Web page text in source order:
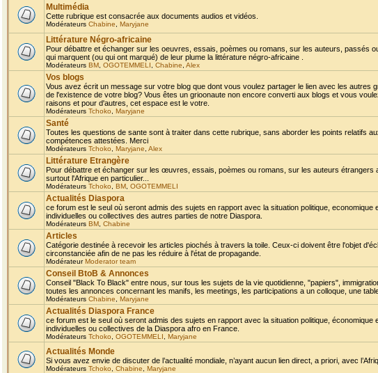
Multimédia
Cette rubrique est consacrée aux documents audios et vidéos.
Modérateurs Chabine Maryjane
Littérature Négro-africaine
Pour débattre et échanger sur les oeuvres, essais, poèmes ou romans, sur les auteurs, passés
qui marquent (ou qui ont marqué) de leur plume la littérature négro-africaine .
Modérateurs BM OGOTEMMELI Chabine Alex
Vos blogs
Vous avez écrit un message sur votre blog que dont vous voulez partager le lien avec les autres
de l'existence de votre blog? Vous êtes un grioonaute non encore converti aux blogs et vous
raisons et pour d'autres, cet espace est le votre.
Modérateurs Tchoko Maryjane
Santé
Toutes les questions de sante sont à traiter dans cette rubrique, sans aborder les points relatifs
compétences attestées. Merci
Modérateurs Tchoko Maryjane Alex
Littérature Etrangère
Pour débattre et échanger sur les œuvres, essais, poèmes ou romans, sur les auteurs étrangers
surtout l'Afrique en particulier...
Modérateurs Tchoko BM OGOTEMMELI
Actualités Diaspora
ce forum est le seul où seront admis des sujets en rapport avec la situation politique, economique
individuelles ou collectives des autres parties de notre Diaspora.
Modérateurs BM Chabine
Articles
Catégorie destinée à recevoir les articles piochés à travers la toile. Ceux-ci doivent être l'objet
circonstanciée afin de ne pas les réduire à l'état de propagande.
ModérateurModerator team
Conseil BtoB & Annonces
Conseil "Black To Black" entre nous, sur tous les sujets de la vie quotidienne, "papiers",
toutes les annonces concernant les manifs, les meetings, les participations a un colloque, une table
Modérateurs Chabine Maryjane
Actualités Diaspora France
ce forum est le seul où seront admis des sujets en rapport avec la situation politique, économique
individuelles ou collectives de la Diaspora afro en France.
Modérateurs Tchoko OGOTEMMELI Maryjane
Actualités Monde
Si vous avez envie de discuter de l’actualité mondiale, n’ayant aucun lien direct, a priori, avec
Modérateurs Tchoko Chabine Maryjane